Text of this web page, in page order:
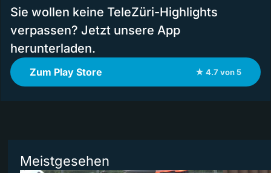
Sie wollen keine TeleZüri-Highlights
verpassen? Jetzt unsere App
herunterladen.
Zum Play Store ★ 4.7 von 5
Meistgesehen